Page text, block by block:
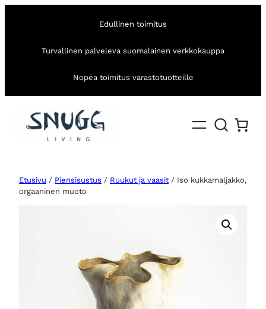
Edullinen toimitus
Turvallinen palveleva suomalainen verkkokauppa
Nopea toimitus varastotuotteille
Etusivu / Piensisustus / Ruukut ja vaasit / Iso kukkamaljakko,
orgaaninen muoto